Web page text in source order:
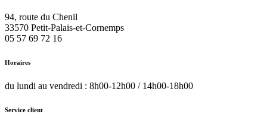
94, route du Chenil
33570 Petit-Palais-et-Cornemps
05 57 69 72 16
Horaires
du lundi au vendredi : 8h00-12h00 / 14h00-18h00
Service client